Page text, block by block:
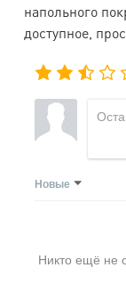
напольного
доступное,
Новые
Никто ещё не